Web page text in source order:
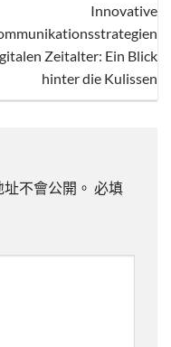
Innovative
Zeitalter: Ein Blick
hinter die Kulissen
不會公開。 必填